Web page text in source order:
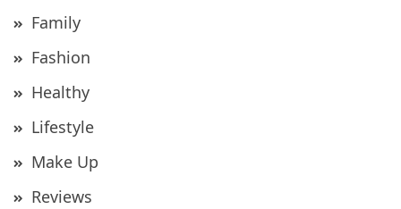
Family
Fashion
Healthy
Lifestyle
Make Up
Reviews